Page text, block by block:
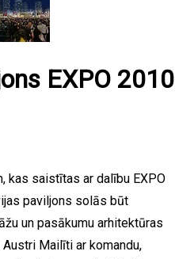
EXPO 2010
kas saistītas ar dalību EXPO
paviljons solās būt
un pasākumu arhitektūras
Mailīti ar komandu,